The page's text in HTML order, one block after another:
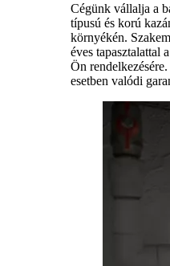
Cégünk vállalja a
típusú és korú
környékén.
éves tapasztalattal
Ön
esetben valódi